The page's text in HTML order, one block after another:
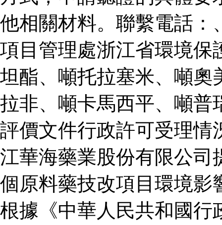
他相關材料。聯繫電話：
項目管理處浙江省環境保
坦酯、噸托拉塞米、噸奧
拉非、噸卡馬西平、噸普
評價文件行政許可受理情
江華海藥業股份有限公司
個原料藥技改項目環境影
根據《中華人民共和國行